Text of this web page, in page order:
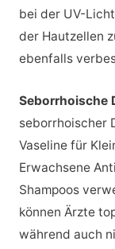
bei der UV-
der Hautzellen
ebenfalls
Seborrhoische
seborrhoischer
Vaseline für
Erwachsene
Shampoos
können Ärzte
während auch